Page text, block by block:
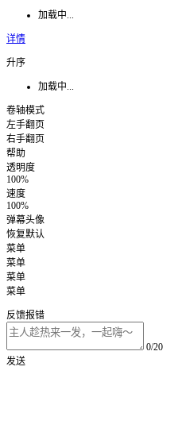
加载中...
详情
升序
加载中...
卷轴模式
左手翻页
右手翻页
帮助
透明度
100%
速度
100%
弹幕头像
恢复默认
菜单
菜单
菜单
菜单
反馈报错
0/20
发送